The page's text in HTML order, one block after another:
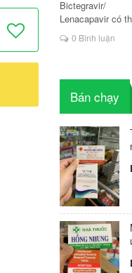
Bictegravir/
Lenacapavir có
là lựa chọn mới
người HIV
0 Bình luận
Bán chạy